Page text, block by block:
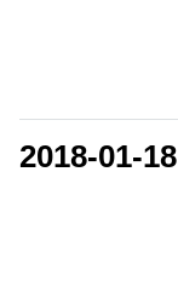
2018-01-18